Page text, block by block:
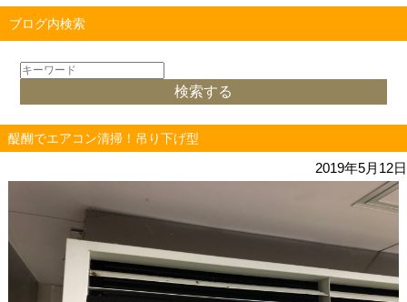
ブログ内検索
醍醐でエアコン清掃！吊り下げ型
2019年5月12日